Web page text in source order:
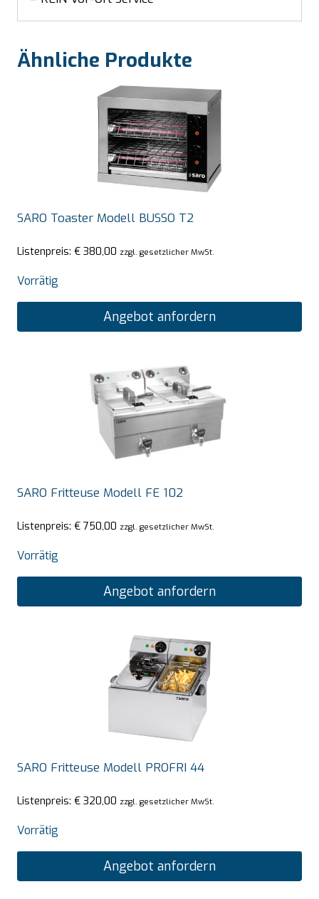
Ähnliche Produkte
SARO Toaster Modell BUSSO T2
Listenpreis: € 380,00 zzgl. gesetzlicher MwSt.
Vorrätig
Angebot anfordern
SARO Fritteuse Modell FE 102
Listenpreis: € 750,00 zzgl. gesetzlicher MwSt.
Vorrätig
Angebot anfordern
SARO Fritteuse Modell PROFRI 44
Listenpreis: € 320,00 zzgl. gesetzlicher MwSt.
Vorrätig
Angebot anfordern